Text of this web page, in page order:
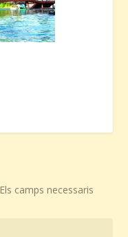
Els camps necessaris